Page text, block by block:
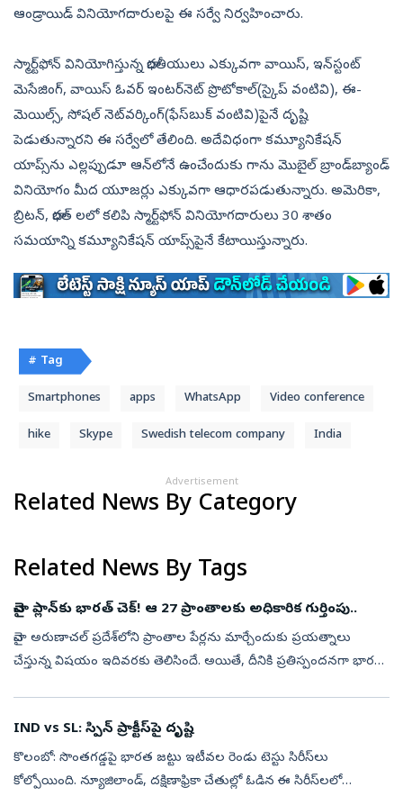
ఆండ్రాయిడ్ వినియోగదారులపై ఈ సర్వే నిర్వహించారు.
స్మార్ట్‌ఫోన్ వినియోగిస్తున్న భారతీయులు ఎక్కువగా వాయిస్, ఇన్‌స్టంట్
మెసేజింగ్, వాయిస్ ఓవర్ ఇంటర్‌నెట్ ప్రొటోకాల్(స్కైప్ వంటివి), ఈ-
మెయిల్స్, సోషల్ నెట్‌వర్కింగ్(ఫేస్‌బుక్ వంటివి)పైనే దృష్టి
పెడుతున్నారని ఈ సర్వేలో తేలింది. అదేవిధంగా కమ్యూనికేషన్
యాప్స్‌ను ఎల్లప్పుడూ ఆన్‌లోనే ఉంచేందుకు గాను మొబైల్ బ్రాండ్‌బ్యాండ్
వినియోగం మీద యూజర్లు ఎక్కువగా ఆధారపడుతున్నారు. అమెరికా,
బ్రిటన్, భారత్ లలో కలిపి స్మార్ట్‌ఫోన్ వినియోగదారులు 30 శాతం
సమయాన్ని కమ్యూనికేషన్ యాప్స్‌పైనే కేటాయిస్తున్నారు.
# Tag
Smartphones apps WhatsApp Video conference
hike Skype Swedish telecom company India
Advertisement
Related News By Category
Related News By Tags
చైనా ప్లాన్‌కు భారత్‌ చెక్‌! ఆ 27 ప్రాంతాలకు అధికారిక గుర్తింపు..
చైనా అరుణాచల్ ప్రదేశ్‌లోని ప్రాంతాల పేర్లను మార్చేందుకు ప్రయత్నాలు
చేస్తున్న విషయం ఇదివరకు తెలిసిందే. అయితే, దీనికి ప్రతిస్పందనగా భారత్‌
IND vs SL: స్పిన్‌ ప్రాక్టీస్‌పై దృష్టి
కొలంబో: సొంతగడ్డపై భారత జట్టు ఇటీవల రెండు టెస్టు సిరీస్‌లు
కోల్పోయింది. న్యూజిలాండ్, దక్షిణాఫ్రికా చేతుల్లో ఓడిన ఈ సిరీస్‌లలో